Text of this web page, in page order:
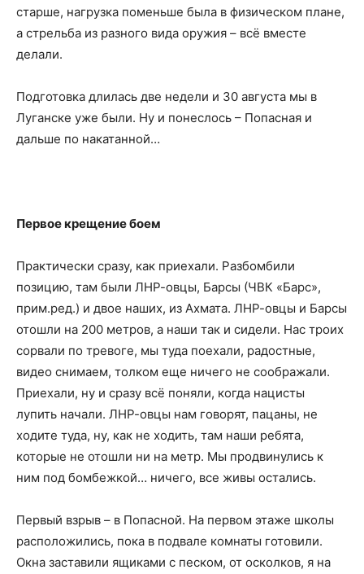
старше, нагрузка поменьше была в физическом плане,
а стрельба из разного вида оружия – всё вместе
делали.
Подготовка длилась две недели и 30 августа мы в
Луганске уже были. Ну и понеслось – Попасная и
дальше по накатанной…
Первое крещение боем
Практически сразу, как приехали. Разбомбили
позицию, там были ЛНР-овцы, Барсы (ЧВК «Барс»,
прим.ред.) и двое наших, из Ахмата. ЛНР-овцы и Барсы
отошли на 200 метров, а наши так и сидели. Нас троих
сорвали по тревоге, мы туда поехали, радостные,
видео снимаем, толком еще ничего не соображали.
Приехали, ну и сразу всё поняли, когда нацисты
лупить начали. ЛНР-овцы нам говорят, пацаны, не
ходите туда, ну, как не ходить, там наши ребята,
которые не отошли ни на метр. Мы продвинулись к
ним под бомбежкой… ничего, все живы остались.
Первый взрыв – в Попасной. На первом этаже школы
расположились, пока в подвале комнаты готовили.
Окна заставили ящиками с песком, от осколков, я на